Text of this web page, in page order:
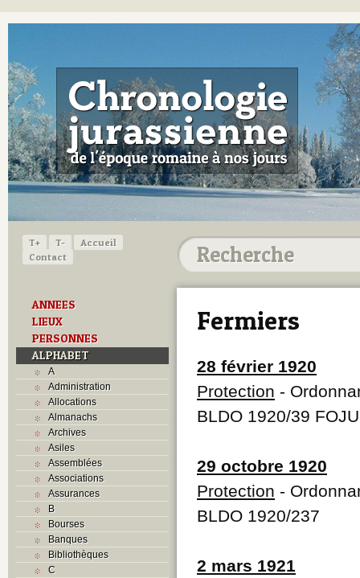
T+ T-
Accueil
Contact
ANNEES
LIEUX
PERSONNES
ALPHABET
A
Administration
Allocations
Almanachs
Archives
Asiles
Assemblées
Associations
Assurances
B
Bourses
Banques
Bibliothèques
C
Fermiers
28 février 1920
Protection -
BLDO 1920/39
29 octobre 1920
Protection -
BLDO 1920/237
2 mars 1921